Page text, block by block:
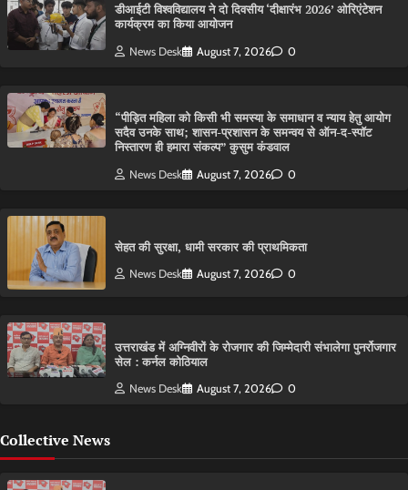
डीआईटी विश्वविद्यालय ने दो दिवसीय ‘दीक्षारंभ 2026’ ओरिएंटेशन
कार्यक्रम का किया आयोजन
News Desk August 7, 2026 0
“पीड़ित महिला को किसी भी समस्या के समाधान व न्याय हेतु आयोग
सदैव उनके साथ; शासन-प्रशासन के समन्वय से ऑन-द-स्पॉट
निस्तारण ही हमारा संकल्प” कुसुम कंडवाल
News Desk August 7, 2026 0
सेहत की सुरक्षा, धामी सरकार की प्राथमिकता
News Desk August 7, 2026 0
उत्तराखंड में अग्निवीरों के रोजगार की जिम्मेदारी संभालेगा पुनर्रोजगार
सेल : कर्नल कोठियाल
News Desk August 7, 2026 0
Collective News